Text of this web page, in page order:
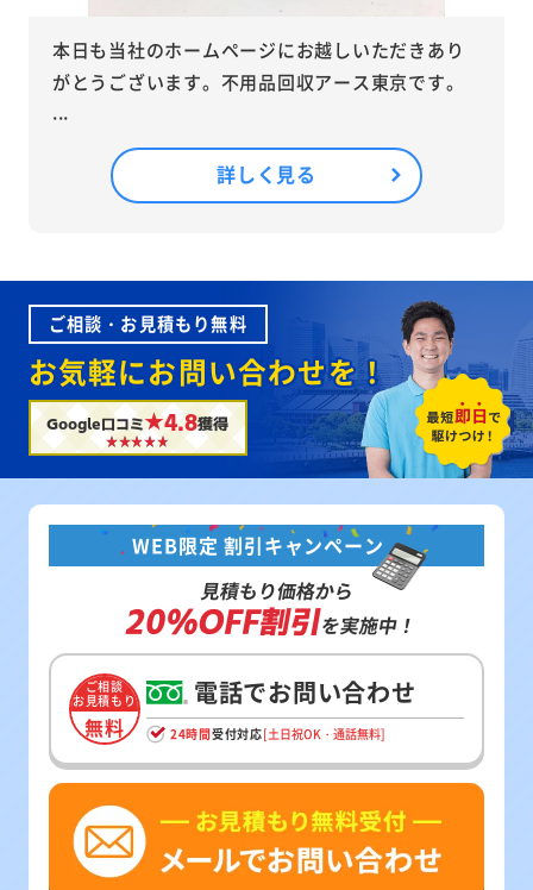
本日も当社のホームページにお越しいただきあり
がとうございます。不用品回収アース東京です。
...
詳しく見る
ご相談・お見積もり無料
お気軽にお問い合わせを！
Google口コミ★4.8獲得
WEB限定 割引キャンペーン
見積もり価格から
20%OFF割引を実施中！
ご相談
お見積もり
無料
電話でお問い合わせ
24時間受付対応[土日祝OK・通話無料]